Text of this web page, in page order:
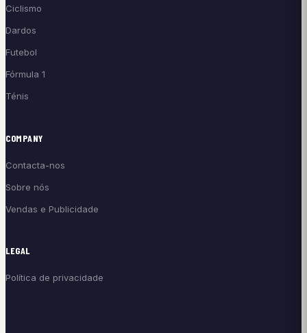
Ciclismo
Dardos
Futebol
Fórmula 1
Ténis
COMPANY
Contacta-nos
Sobre nós
Vendas e Publicidade
LEGAL
Política de privacidade